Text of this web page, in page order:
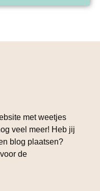
met weetjes
veel meer! Heb jij
blog plaatsen?
de